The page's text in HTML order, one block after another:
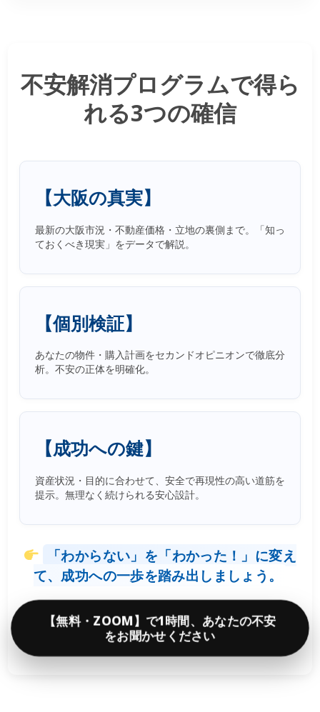
不安解消プログラムで得ら
れる3つの確信
【大阪の真実】
最新の大阪市況・不動産価格・立地の裏側まで。「知っ
ておくべき現実」をデータで解説。
【個別検証】
あなたの物件・購入計画をセカンドオピニオンで徹底分
析。不安の正体を明確化。
【成功への鍵】
資産状況・目的に合わせて、安全で再現性の高い道筋を
提示。無理なく続けられる安心設計。
「わからない」を「わかった！」に変え
て、成功への一歩を踏み出しましょう。
【無料・ZOOM】で1時間、あなたの不安
をお聞かせください